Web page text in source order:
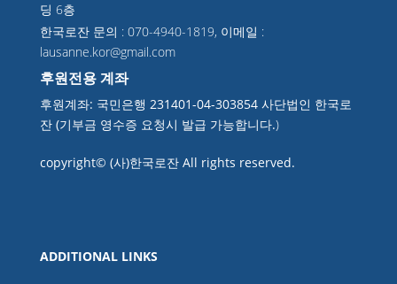
딩 6층
한국로잔 문의 : 070-4940-1819, 이메일 :
lausanne.kor@gmail.com
후원전용 계좌
후원계좌: 국민은행 231401-04-303854 사단법인 한국로
잔 (기부금 영수증 요청시 발급 가능합니다.)
copyright© (사)한국로잔 All rights reserved.
ADDITIONAL LINKS